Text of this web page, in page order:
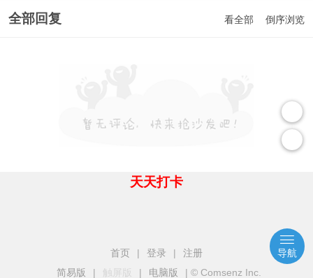
全部回复 看全部 倒序浏览
天天打卡
首页 | 登录 |
注册
简易版
| 触屏版 | 电脑版 | © Comsenz Inc.
导航